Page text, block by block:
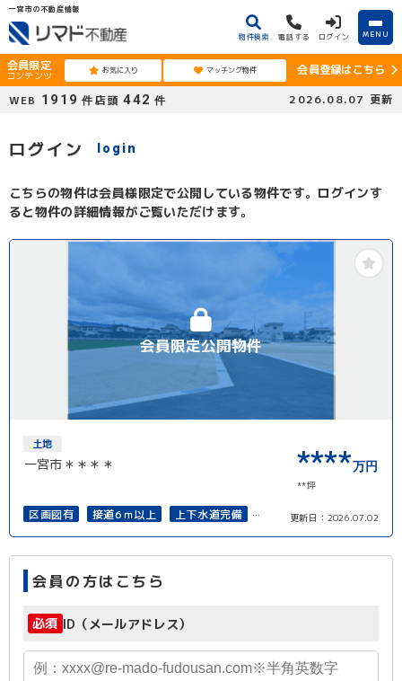
一宮市の不動産情報
物件検索 電話する ログイン MENU
会員限定
コンテンツ お気に入り マッチング物件
会員登録はこちら
WEB 1919 件 店頭 442 件 2026.08.07 更新
ログイン login
こちらの物件は会員様限定で公開している物件です。ログインす
ると物件の詳細情報がご覧いただけます。
会員限定公開物件
土地
一宮市＊＊＊＊ ****万円
**坪
区画図有 接道6ｍ以上
上下水道完備
更新日： 2026.07.02
会員の方はこちら
必須 ID（メールアドレス）